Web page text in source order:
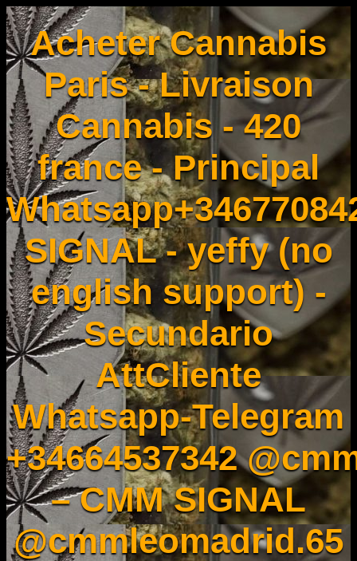
Acheter Cannabis
Paris - Livraison
Cannabis - 420
france - Principal
SIGNAL - yeffy (no
english support) -
Secundario
AttCliente
Whatsapp-Telegram
+34664537342
– CMM SIGNAL
@cmmleomadrid.65